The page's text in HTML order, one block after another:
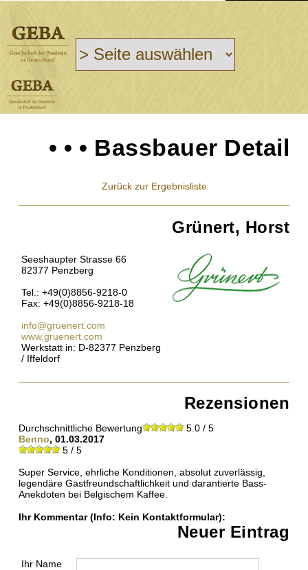
• • • Bassbauer Detail
Zurück zur Ergebnisliste
Grünert, Horst
Seeshaupter Strasse 66
82377 Penzberg
Tel.: +49(0)8856-9218-0
Fax: +49(0)8856-9218-18
info@gruenert.com
www.gruenert.com
Werkstatt in: D-82377 Penzberg
/ Iffeldorf
Rezensionen
Durchschnittliche Bewertung
5.0 / 5
Benno, 01.03.2017
5 / 5
Super Service, ehrliche Konditionen, absolut zuverlässig,
legendäre Gastfreundschaftlichkeit und darantierte Bass-
Anekdoten bei Belgischem Kaffee.
Ihr Kommentar(Info: Kein Kontaktformular):
Neuer Eintrag
Ihr Name